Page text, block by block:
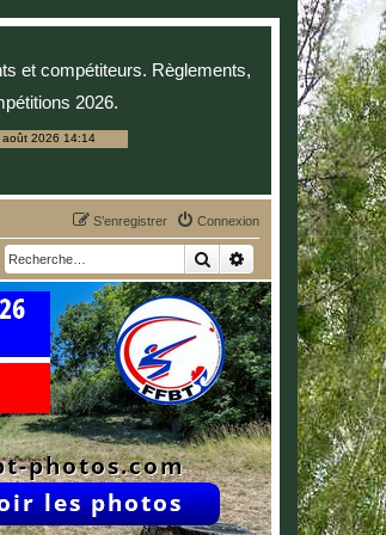
et compétiteurs. Règlements,
2026.
août 2026 14:14
Connexion
S’enregistrer
RechercherRecherche avancée